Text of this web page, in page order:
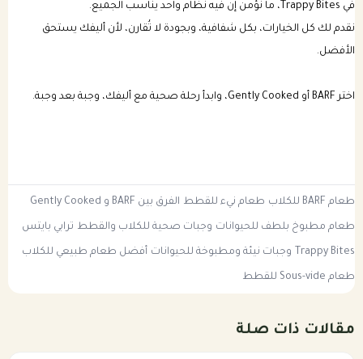
في Trappy Bites، ما نؤمن إن فيه نظام واحد يناسب الجميع.
نقدم لك كل الخيارات، بكل شفافية، وبجودة لا تُقارن، لأن أليفك يستحق
الأفضل.
اختر BARF أو Gently Cooked، وابدأ رحلة صحية مع أليفك، وجبة بعد وجبة.
طعام BARF للكلاب طعام نيء للقطط الفرق بين BARF و Gently Cooked
طعام مطبوخ بلطف للحيوانات وجبات صحية للكلاب والقطط ترابي بايتس
Trappy Bites وجبات نيئة ومطبوخة للحيوانات أفضل طعام طبيعي للكلاب
طعام Sous-vide للقطط
مقالات ذات صلة